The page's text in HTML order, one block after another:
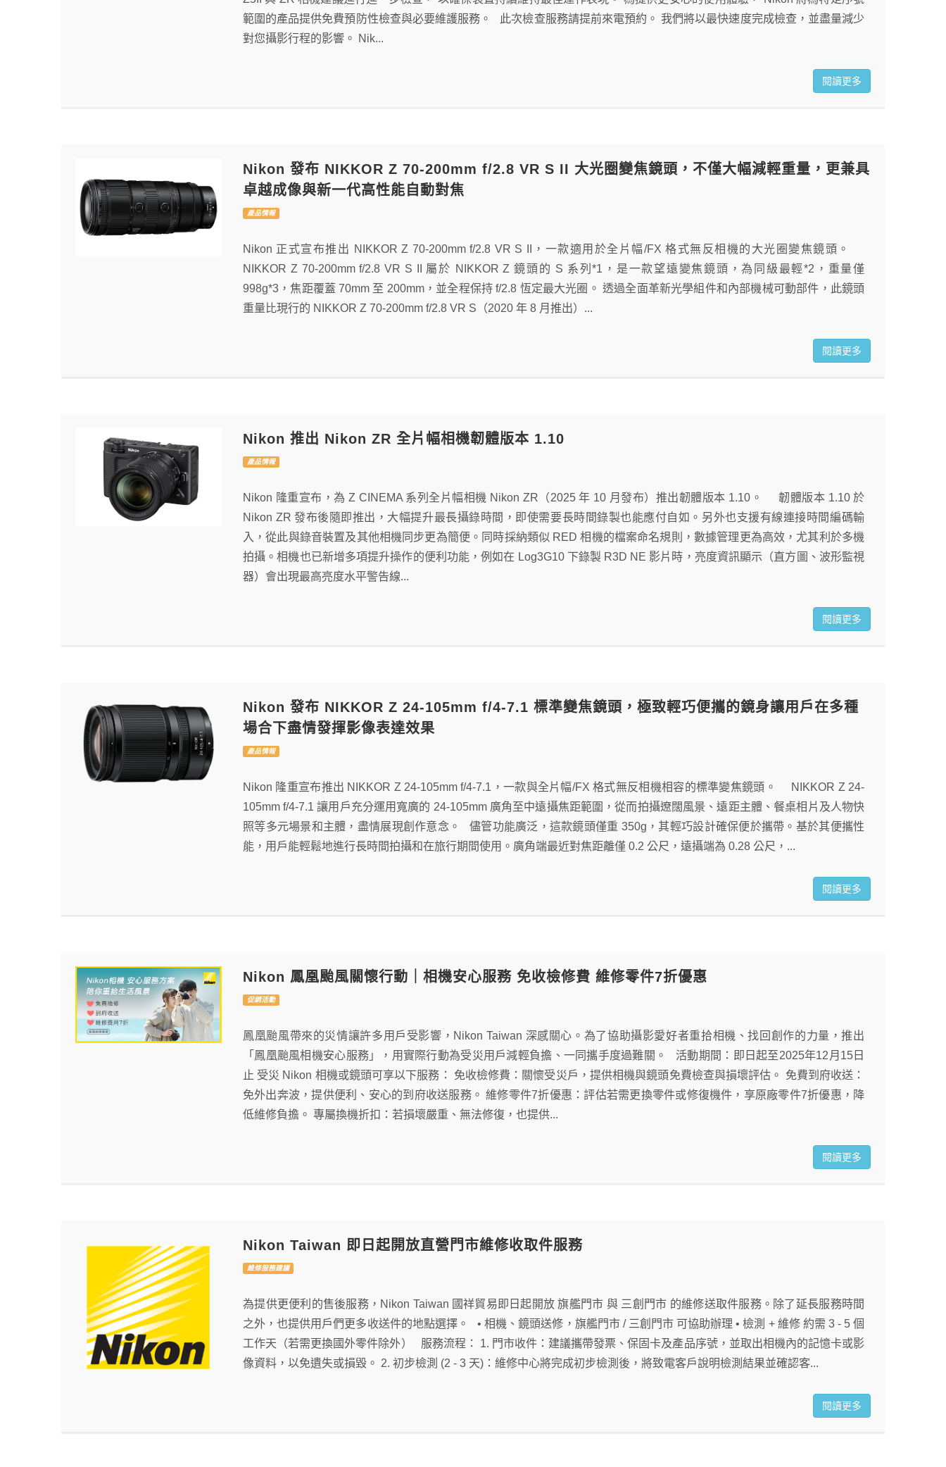
範圍的產品提供免費預防性檢查與必要維護服務。 此次檢查服務請提前來電預約。 我們將以最快速度完成檢查，並盡量減少
對您攝影行程的影響。 Nik...
閱讀更多
Nikon 發布 NIKKOR Z 70-200mm f/2.8 VR S II 大光圈變焦鏡頭，不僅大幅減輕重量，更兼具
卓越成像與新一代高性能自動對焦
產品情報
Nikon 正式宣布推出 NIKKOR Z 70-200mm f/2.8 VR S II，一款適用於全片幅/FX 格式無反相機的大光圈變焦鏡頭。
NIKKOR Z 70-200mm f/2.8 VR S II 屬於 NIKKOR Z 鏡頭的 S 系列*1，是一款望遠變焦鏡頭，為同級最輕*2，重量僅
998g*3，焦距覆蓋 70mm 至 200mm，並全程保持 f/2.8 恆定最大光圈。 透過全面革新光學組件和內部機械可動部件，此鏡頭
重量比現行的 NIKKOR Z 70-200mm f/2.8 VR S（2020 年 8 月推出）...
閱讀更多
Nikon 推出 Nikon ZR 全片幅相機韌體版本 1.10
產品情報
Nikon 隆重宣布，為 Z CINEMA 系列全片幅相機 Nikon ZR（2025 年 10 月發布）推出韌體版本 1.10。 韌體版本 1.10 於
Nikon ZR 發布後隨即推出，大幅提升最長攝錄時間，即使需要長時間錄製也能應付自如。另外也支援有線連接時間編碼輸
入，從此與錄音裝置及其他相機同步更為簡便。同時採納類似 RED 相機的檔案命名規則，數據管理更為高效，尤其利於多機
拍攝。相機也已新增多項提升操作的便利功能，例如在 Log3G10 下錄製 R3D NE 影片時，亮度資訊顯示（直方圖、波形監視
器）會出現最高亮度水平警告線...
閱讀更多
Nikon 發布 NIKKOR Z 24-105mm f/4-7.1 標準變焦鏡頭，極致輕巧便攜的鏡身讓用戶在多種
場合下盡情發揮影像表達效果
產品情報
Nikon 隆重宣布推出 NIKKOR Z 24-105mm f/4-7.1，一款與全片幅/FX 格式無反相機相容的標準變焦鏡頭。 NIKKOR Z 24-
105mm f/4-7.1 讓用戶充分運用寬廣的 24-105mm 廣角至中遠攝焦距範圍，從而拍攝遼闊風景、遠距主體、餐桌相片及人物快
照等多元場景和主體，盡情展現創作意念。 儘管功能廣泛，這款鏡頭僅重 350g，其輕巧設計確保便於攜帶。基於其便攜性
能，用戶能輕鬆地進行長時間拍攝和在旅行期間使用。廣角端最近對焦距離僅 0.2 公尺，遠攝端為 0.28 公尺，...
閱讀更多
Nikon 鳳凰颱風關懷行動｜相機安心服務 免收檢修費 維修零件7折優惠
促銷活動
鳳凰颱風帶來的災情讓許多用戶受影響，Nikon Taiwan 深感關心。為了協助攝影愛好者重拾相機、找回創作的力量，推出
「鳳凰颱風相機安心服務」，用實際行動為受災用戶減輕負擔、一同攜手度過難關。 活動期間：即日起至2025年12月15日
止 受災 Nikon 相機或鏡頭可享以下服務： 免收檢修費：關懷受災戶，提供相機與鏡頭免費檢查與損壞評估。 免費到府收送：
免外出奔波，提供便利、安心的到府收送服務。 維修零件7折優惠：評估若需更換零件或修復機件，享原廠零件7折優惠，降
低維修負擔。 專屬換機折扣：若損壞嚴重、無法修復，也提供...
閱讀更多
Nikon Taiwan 即日起開放直營門市維修收取件服務
維修服務建議
為提供更便利的售後服務，Nikon Taiwan 國祥貿易即日起開放 旗艦門市 與 三創門市 的維修送取件服務。除了延長服務時間
之外，也提供用戶們更多收送件的地點選擇。 • 相機、鏡頭送修，旗艦門市 / 三創門市 可協助辦理 • 檢測 + 維修 約需 3 - 5 個
工作天（若需更換國外零件除外） 服務流程： 1. 門市收件：建議攜帶發票、保固卡及產品序號，並取出相機內的記憶卡或影
像資料，以免遺失或損毀。 2. 初步檢測 (2 - 3 天)：維修中心將完成初步檢測後，將致電客戶說明檢測結果並確認客...
閱讀更多